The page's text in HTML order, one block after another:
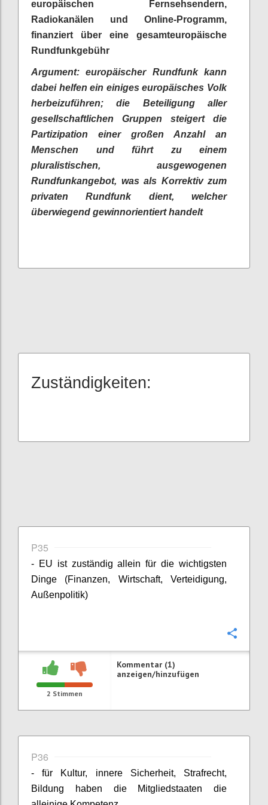
europäischen Fernsehsendern,
Radiokanälen und Online-Programm,
finanziert über eine gesamteuropäische
Rundfunkgebühr
Argument: europäischer Rundfunk kann
dabei helfen ein einiges europäisches Volk
herbeizuführen; die Beteiligung aller
gesellschaftlichen Gruppen steigert die
Partizipation einer großen Anzahl an
Menschen und führt zu einem
pluralistischen, ausgewogenen
Rundfunkangebot, was als Korrektiv zum
privaten Rundfunk dient, welcher
überwiegend gewinnorientiert handelt
Zuständigkeiten:
P35
- EU ist zuständig allein für die wichtigsten
Dinge (Finanzen, Wirtschaft, Verteidigung,
Außenpolitik)
2 Stimmen
Kommentar (1)
anzeigen/hinzufügen
P36
- für Kultur, innere Sicherheit, Strafrecht,
Bildung haben die Mitgliedstaaten die